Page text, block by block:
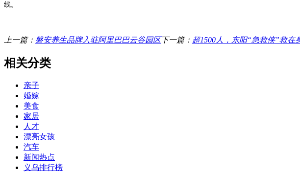
线。
上一篇： 磐安养生品牌入驻阿里巴巴云谷园区下一篇： 超1500人，东阳“急救侠”救在
相关分类
亲子
婚嫁
美食
家居
人才
漂亮女孩
汽车
新闻热点
义乌排行榜